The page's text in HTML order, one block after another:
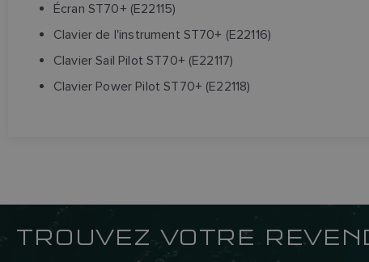
Écran ST70+ (E22115)
Clavier de l'instrument ST70+ (E22116)
Clavier Sail Pilot ST70+ (E22117)
Clavier Power Pilot ST70+ (E22118)
TROUVEZ VOTRE